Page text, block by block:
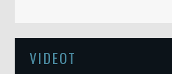
VIDEOT